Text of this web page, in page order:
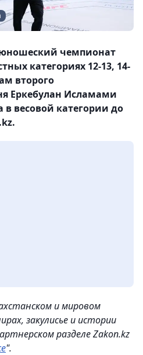
чемпионат
категориях 12-13, 14-
второго
Еркебулан Исламами
весовой категории до
и мировом
закулисье и истории
разделе Zakon.kz
".